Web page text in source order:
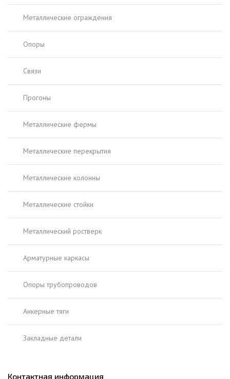
Металлические ограждения
Опоры
Связи
Прогоны
Металлические фермы
Металлические перекрытия
Металлические колонны
Металлические стойки
Металлический ростверк
Арматурные каркасы
Опоры трубопроводов
Анкерные тяги
Закладные детали
Контактная информация